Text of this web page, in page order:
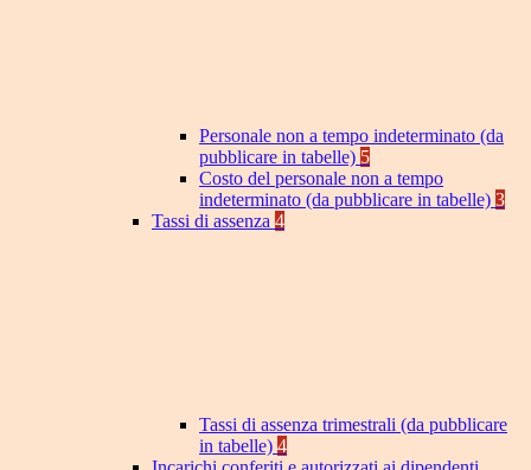
Personale non a tempo indeterminato (da
pubblicare in tabelle) 5
Costo del personale non a tempo
indeterminato (da pubblicare in tabelle) 3
Tassi di assenza 4
Tassi di assenza trimestrali (da pubblicare
in tabelle) 4